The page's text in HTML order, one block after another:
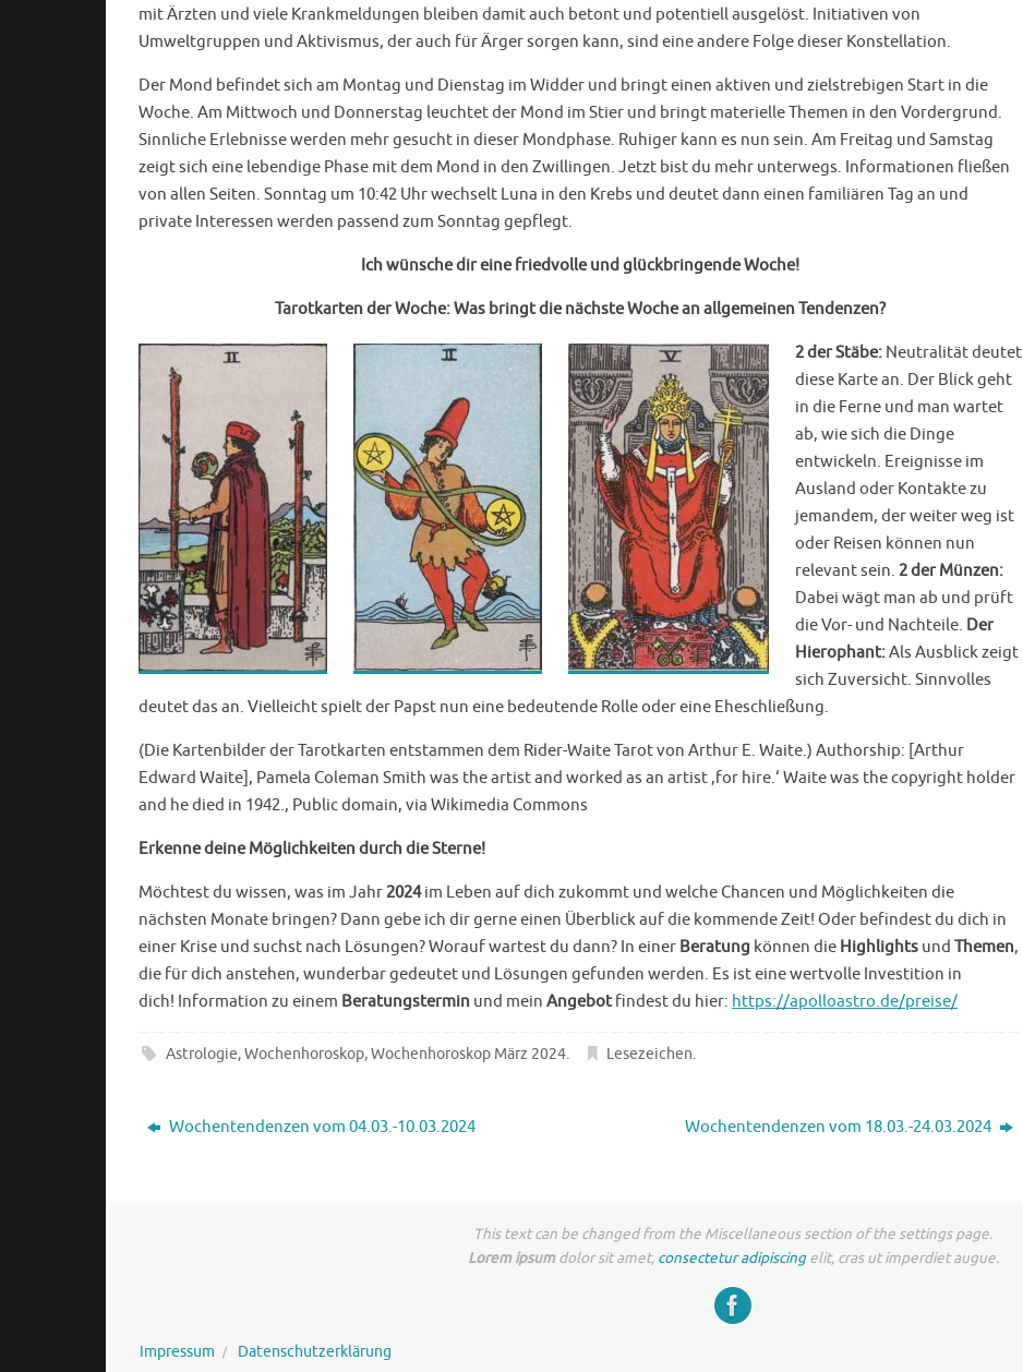
mit Ärzten und viele Krankmeldungen bleiben damit auch betont und potentiell ausgelöst. Initiativen von
Umweltgruppen und Aktivismus, der auch für Ärger sorgen kann, sind eine andere Folge dieser Konstellation.
Der Mond befindet sich am Montag und Dienstag im Widder und bringt einen aktiven und zielstrebigen Start in die
Woche. Am Mittwoch und Donnerstag leuchtet der Mond im Stier und bringt materielle Themen in den Vordergrund.
Sinnliche Erlebnisse werden mehr gesucht in dieser Mondphase. Ruhiger kann es nun sein. Am Freitag und Samstag
zeigt sich eine lebendige Phase mit dem Mond in den Zwillingen. Jetzt bist du mehr unterwegs. Informationen fließen
von allen Seiten. Sonntag um 10:42 Uhr wechselt Luna in den Krebs und deutet dann einen familiären Tag an und
private Interessen werden passend zum Sonntag gepflegt.
Ich wünsche dir eine friedvolle und glückbringende Woche!
Tarotkarten der Woche: Was bringt die nächste Woche an allgemeinen Tendenzen?
2 der Stäbe: Neutralität deutet
diese Karte an. Der Blick geht
in die Ferne und man wartet
ab, wie sich die Dinge
entwickeln. Ereignisse im
Ausland oder Kontakte zu
jemandem, der weiter weg ist
oder Reisen können nun
relevant sein. 2 der Münzen:
Dabei wägt man ab und prüft
die Vor- und Nachteile. Der
Hierophant:Als Ausblick zeigt
sich Zuversicht. Sinnvolles
deutet das an. Vielleicht spielt der Papst nun eine bedeutende Rolle oder eine Eheschließung.
(Die Kartenbilder der Tarotkarten entstammen dem Rider-Waite Tarot von Arthur E. Waite.) Authorship: [Arthur
Edward Waite], Pamela Coleman Smith was the artist and worked as an artist ‚for hire.‘ Waite was the copyright holder
and he died in 1942., Public domain, via Wikimedia Commons
Erkenne deine Möglichkeiten durch die Sterne!
Möchtest du wissen, was im Jahr 2024im Leben auf dich zukommt und welche Chancen und Möglichkeiten die
nächsten Monate bringen? Dann gebe ich dir gerne einen Überblick auf die kommende Zeit! Oder befindest du dich in
einer Krise und suchst nach Lösungen? Worauf wartest du dann? In einer Beratung können die Highlights und Themen,
die für dich anstehen, wunderbar gedeutet und Lösungen gefunden werden. Es ist eine wertvolle Investition in
dich! Information zu einem Beratungstermin und mein Angebotfindest du hier: https://apolloastro.de/preise/
Astrologie,Wochenhoroskop,Wochenhoroskop März 2024. Lesezeichen.
Wochentendenzen vom 04.03.-10.03.2024 Wochentendenzen vom 18.03.-24.03.2024
This text can be changed from the Miscellaneous section of the settings page.
Lorem ipsumdolor sit amet, consectetur adipiscingelit, cras ut imperdiet augue.
Impressum Datenschutzerklärung